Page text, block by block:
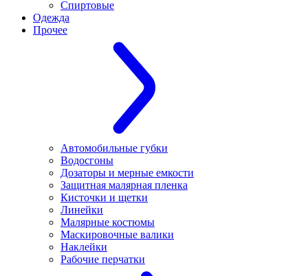
Спиртовые
Одежда
Прочее
Автомобильные губки
Водосгоны
Дозаторы и мерные емкости
Защитная малярная пленка
Кисточки и щетки
Линейки
Малярные костюмы
Маскировочные валики
Наклейки
Рабочие перчатки